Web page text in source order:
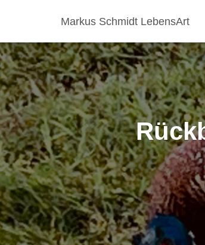
Markus Schmidt LebensArt